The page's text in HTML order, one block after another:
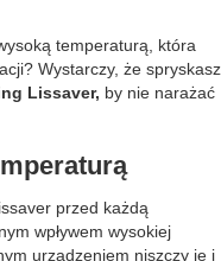
temperaturą, która
Wystarczy, że spryskasz
Lissaver, by nie narażać
przed każdą
wpływem wysokiej
urządzeniem niszczy je i